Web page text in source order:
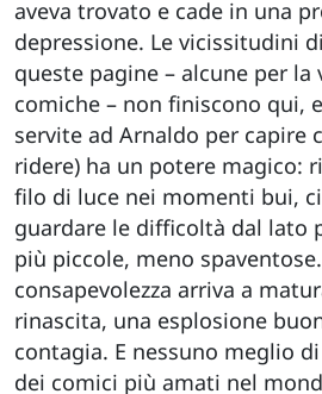
aveva trovato e cade in una
depressione. Le vicissitudini
queste pagine – alcune per
comiche – non finiscono qui,
servite ad Arnaldo per capire
ridere) ha un potere magico:
filo di luce nei momenti bui,
guardare le difficoltà dal lato
più piccole, meno
consapevolezza arriva a
rinascita, una esplosione
contagia. E nessuno meglio
dei comici più amati nel